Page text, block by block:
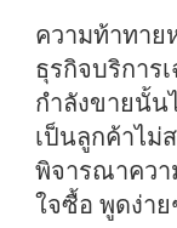
ความท้าทาย
ธุรกิจบริกา
กำลังขายนั้น
เป็นลูกค้าไม่
พิจารณาคว
ใจซื้อ พูดง่า